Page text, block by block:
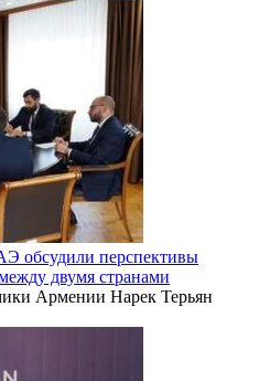
обсудили перспективы
двумя странами
Армении Нарек Терьян